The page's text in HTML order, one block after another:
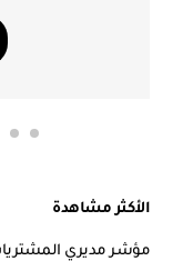
الأكثر مشاهدة
مؤشر مديري